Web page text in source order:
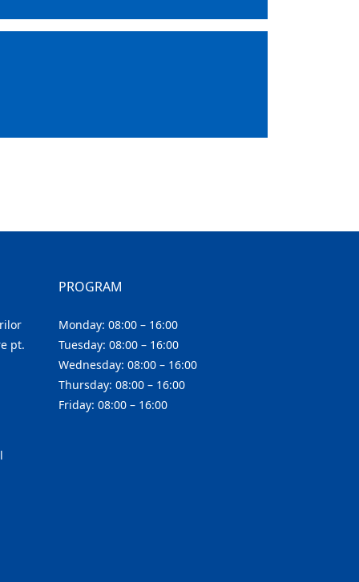
pt.
PROGRAM
Monday: 08:00 – 16:00
Tuesday: 08:00 – 16:00
Wednesday: 08:00 – 16:00
Thursday: 08:00 – 16:00
Friday: 08:00 – 16:00